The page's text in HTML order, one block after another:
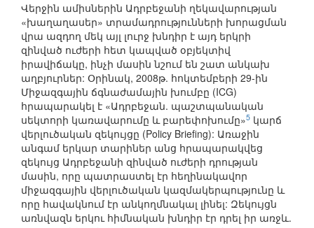
Վերջին ամիսներին Ադրբեջանի ղեկավարության
«խաղաղասեր» տրամադրությունների խորացման
վրա ազդող մեկ այլ լուրջ խնդիր է այդ երկրի
զինված ուժերի հետ կապված օբյեկտիվ
իրավիճակը, ինչի մասին նշում են շատ անկախ
աղբյուրներ: Օրինակ, 2008թ. հոկտեմբերի 29-ին
Միջազգային ճգնաժամային խումբը (ICG)
հրապարակել է «Ադրբեջան. պաշտպանական
սեկտորի կառավարումը և բարեփոխումը»5 կարճ
վերլուծական զեկույցը (Policy Briefing): Առաջին
անգամ երկար տարիներ անց հրապարակվեց
զեկույց Ադրբեջանի զինված ուժերի դրության
մասին, որը պատրաստել էր հեղինակավոր
միջազգային վերլուծական կազմակերպությունը և
որը հավակնում էր անկողմնակալ լինել: Զեկույցն
առնվազն երկու հիմնական խնդիր էր դրել իր առջև.